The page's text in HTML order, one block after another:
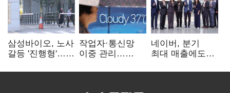
삼성바이오, 노사
갈등 '진행형'…
작업자·통신망
이중 관리…
비상대응 돌입
네이버, 분기
최대 매출에도
팩토리 속도